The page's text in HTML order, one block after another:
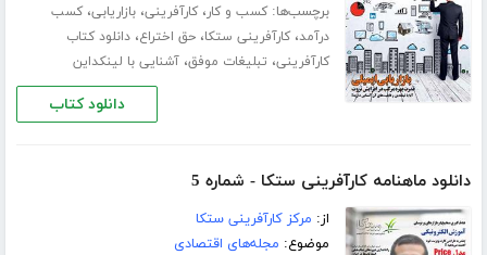
برچسب‌ها:کسب و کار،کارآفرینی،بازاریابی،کسب
درآمد،کارآفرینی ستکا،حق اختراع،دانلود کتاب
کارآفرینی، تبلیغات موفق،آشنایی با لینکداین
دانلود کتاب
دانلود ماهنامه کارآفرینی ستکا - شماره 5
از: مرکز کارآفرینی ستکا
موضوع: مجله‌های اقتصادی